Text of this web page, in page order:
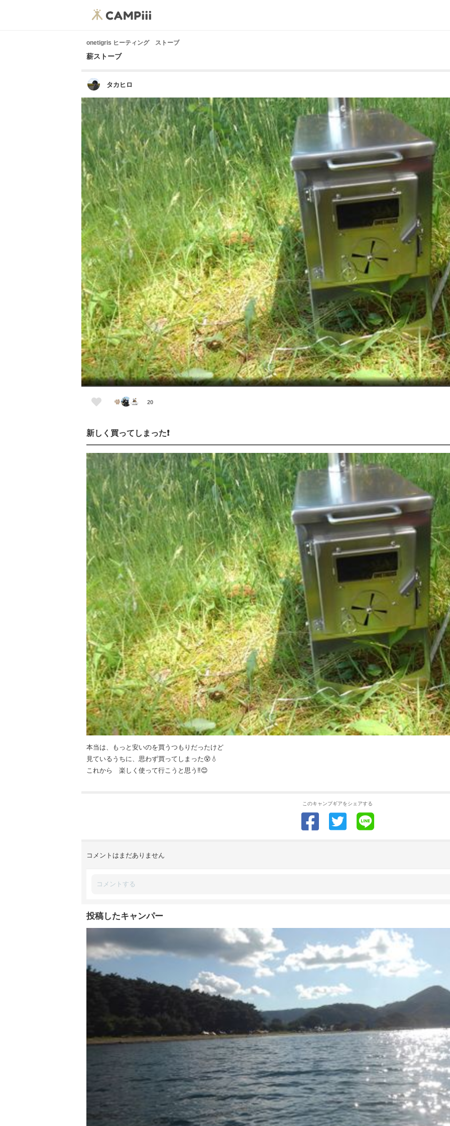
onetigris ヒーティング ストーブ
薪ストーブ
タカヒロ
20
新しく買ってしまった❗
本当は、もっと安いのを買うつもりだったけど
見ているうちに、思わず買ってしまった😵💧
これから 楽しく使って行こうと思う‼️😊
このキャンプギアをシェアする
コメントはまだありません
投稿したキャンパー